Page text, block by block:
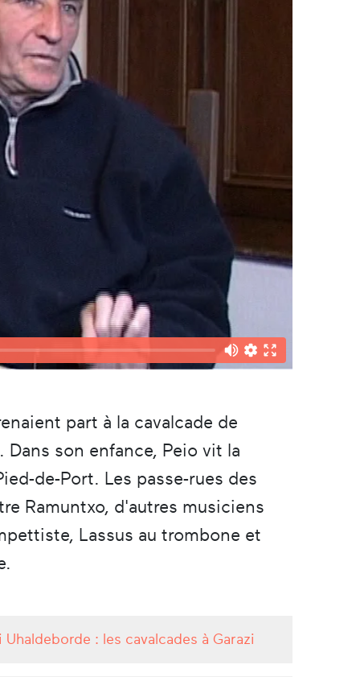
part à la cavalcade de
Dans son enfance, Peio vit la
de-Port. Les passe-rues des
Ramuntxo, d'autres musiciens
Lassus au trombone et
Uhaldeborde : les cavalcades à Garazi